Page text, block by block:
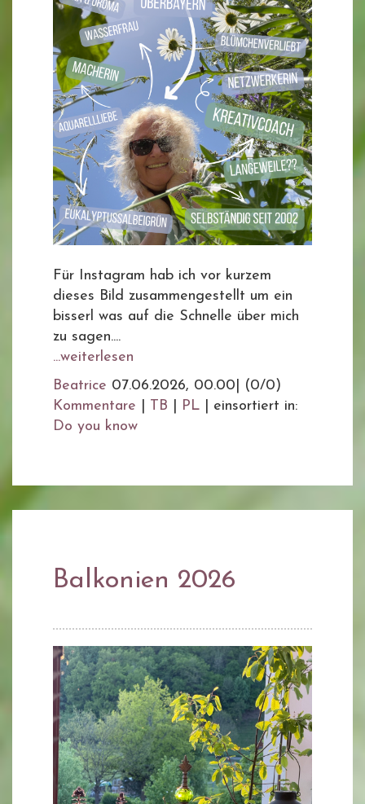
Für Instagram hab ich vor kurzem
dieses Bild zusammengestellt um ein
bisserl was auf die Schnelle über mich
zu sagen....
...weiterlesen
Beatrice 07.06.2026, 00.00
(0/0)
Kommentare
TB PL
einsortiert in:
Do you know
Balkonien 2026